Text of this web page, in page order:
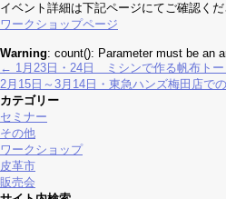
イベント詳細は下記ページにてご確認くだ
ワークショップページ
Warning: count(): Parameter must be an
← 1月23日・24日 ミシンで作る帆布ト
2月15日～3月14日・東急ハンズ梅田店で
カテゴリー
セミナー
その他
ワークショップ
皮革市
販売会